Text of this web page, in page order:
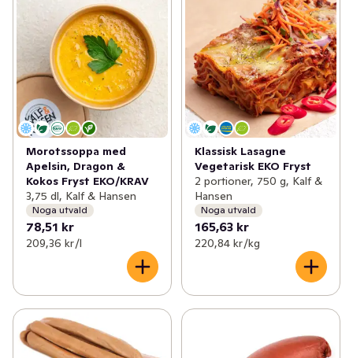
Morotssoppa med
Apelsin, Dragon &
Kokos Fryst EKO/KRAV
3,75 dl, Kalf & Hansen
Noga utvald
78,51 kr
209,36 kr /l
Klassisk Lasagne
Vegetarisk EKO Fryst
2 portioner, 750 g, Kalf &
Hansen
Noga utvald
165,63 kr
220,84 kr /kg